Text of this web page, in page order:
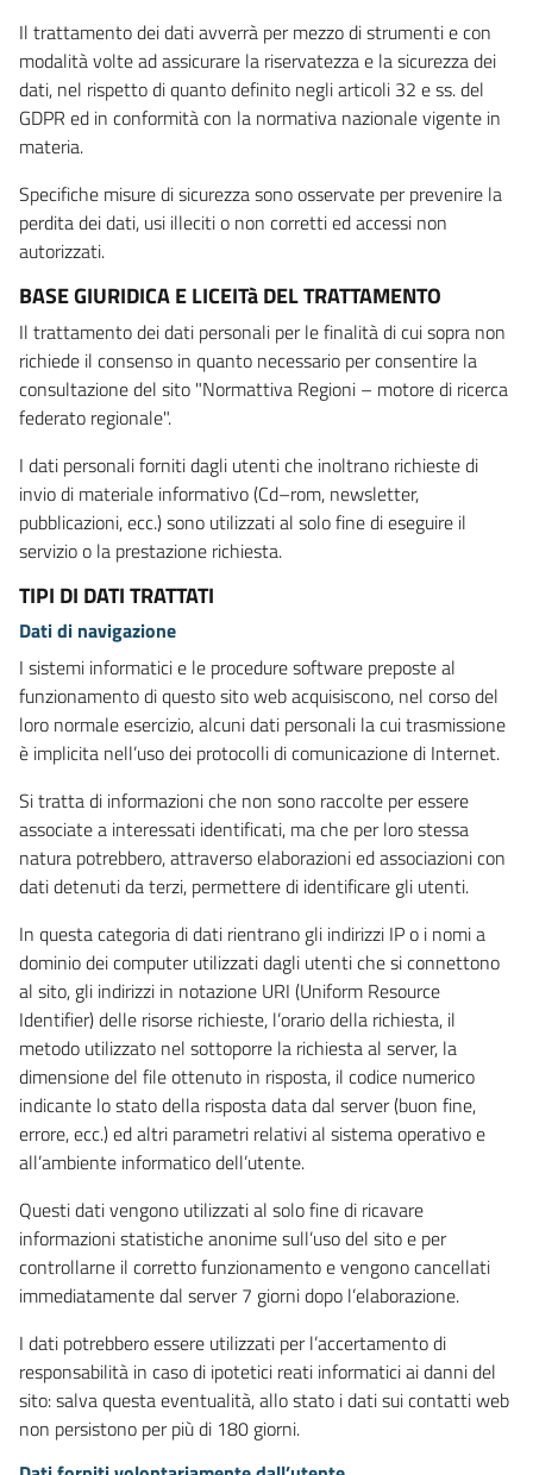
Il trattamento dei dati avverrà per mezzo di strumenti e con
modalità volte ad assicurare la riservatezza e la sicurezza dei
dati, nel rispetto di quanto definito negli articoli 32 e ss. del
GDPR ed in conformità con la normativa nazionale vigente in
materia.
Specifiche misure di sicurezza sono osservate per prevenire la
perdita dei dati, usi illeciti o non corretti ed accessi non
autorizzati.
BASE GIURIDICA E LICEITà DEL TRATTAMENTO
Il trattamento dei dati personali per le finalità di cui sopra non
richiede il consenso in quanto necessario per consentire la
consultazione del sito "Normattiva Regioni – motore di ricerca
federato regionale".
I dati personali forniti dagli utenti che inoltrano richieste di
invio di materiale informativo (Cd–rom, newsletter,
pubblicazioni, ecc.) sono utilizzati al solo fine di eseguire il
servizio o la prestazione richiesta.
TIPI DI DATI TRATTATI
Dati di navigazione
I sistemi informatici e le procedure software preposte al
funzionamento di questo sito web acquisiscono, nel corso del
loro normale esercizio, alcuni dati personali la cui trasmissione
è implicita nell’uso dei protocolli di comunicazione di Internet.
Si tratta di informazioni che non sono raccolte per essere
associate a interessati identificati, ma che per loro stessa
natura potrebbero, attraverso elaborazioni ed associazioni con
dati detenuti da terzi, permettere di identificare gli utenti.
In questa categoria di dati rientrano gli indirizzi IP o i nomi a
dominio dei computer utilizzati dagli utenti che si connettono
al sito, gli indirizzi in notazione URI (Uniform Resource
Identifier) delle risorse richieste, l’orario della richiesta, il
metodo utilizzato nel sottoporre la richiesta al server, la
dimensione del file ottenuto in risposta, il codice numerico
indicante lo stato della risposta data dal server (buon fine,
errore, ecc.) ed altri parametri relativi al sistema operativo e
all’ambiente informatico dell’utente.
Questi dati vengono utilizzati al solo fine di ricavare
informazioni statistiche anonime sull’uso del sito e per
controllarne il corretto funzionamento e vengono cancellati
immediatamente dal server 7 giorni dopo l’elaborazione.
I dati potrebbero essere utilizzati per l’accertamento di
responsabilità in caso di ipotetici reati informatici ai danni del
sito: salva questa eventualità, allo stato i dati sui contatti web
non persistono per più di 180 giorni.